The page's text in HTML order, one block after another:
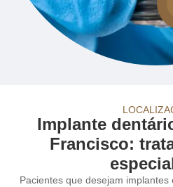
Implante
Francisco:
Pacientes que desejam